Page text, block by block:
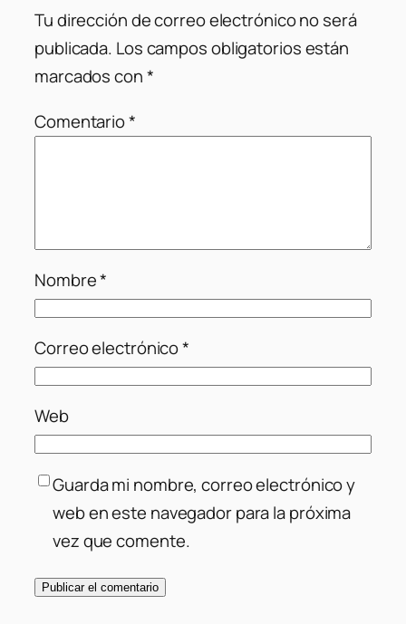
Tu dirección de correo electrónico no será
publicada. Los campos obligatorios están
marcados con*
Comentario*
Nombre*
Correo electrónico*
Web
Guarda mi nombre, correo electrónico y
web en este navegador para la próxima
vez que comente.